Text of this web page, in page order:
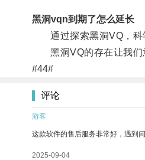
黑洞vqn到期了怎么延长
通过探索黑洞VQ，科
黑洞VQ的存在让我们意
#44#
评论
游客
这款软件的售后服务非常好，遇到
2025-09-04